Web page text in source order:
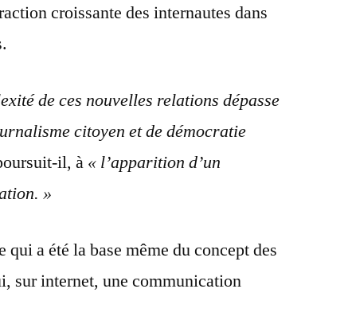
croissante des internautes dans
de ces nouvelles relations dépasse
citoyen et de démocratie
il, à « l’apparition d’un
»
a été la base même du concept des
sur internet, une communication